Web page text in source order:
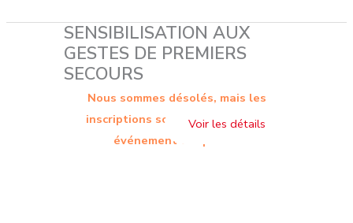
SENSIBILISATION AUX
GESTES DE PREMIERS
SECOURS
Nous sommes désolés, mais les
inscriptions sont terminées. Cet
événement est passé.